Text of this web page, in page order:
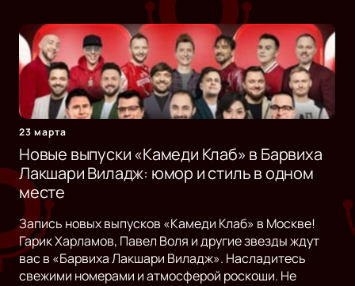
23 марта
Новые выпуски «Камеди Клаб» в Барвиха
Лакшари Виладж: юмор и стиль в одном
месте
Запись новых выпусков «Камеди Клаб» в Москве!
Гарик Харламов, Павел Воля и другие звезды ждут
вас в «Барвиха Лакшари Виладж». Насладитесь
свежими номерами и атмосферой роскоши. Не